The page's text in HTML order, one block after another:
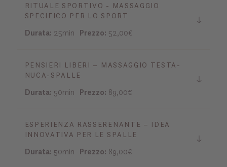
RITUALE SPORTIVO - MASSAGGIO
SPECIFICO PER LO SPORT
Durata: 25min Prezzo: 52,00€
PENSIERI LIBERI – MASSAGGIO TESTA-
NUCA-SPALLE
Durata: 50min Prezzo: 89,00€
ESPERIENZA RASSERENANTE – IDEA
INNOVATIVA PER LE SPALLE
Durata: 50min Prezzo: 89,00€